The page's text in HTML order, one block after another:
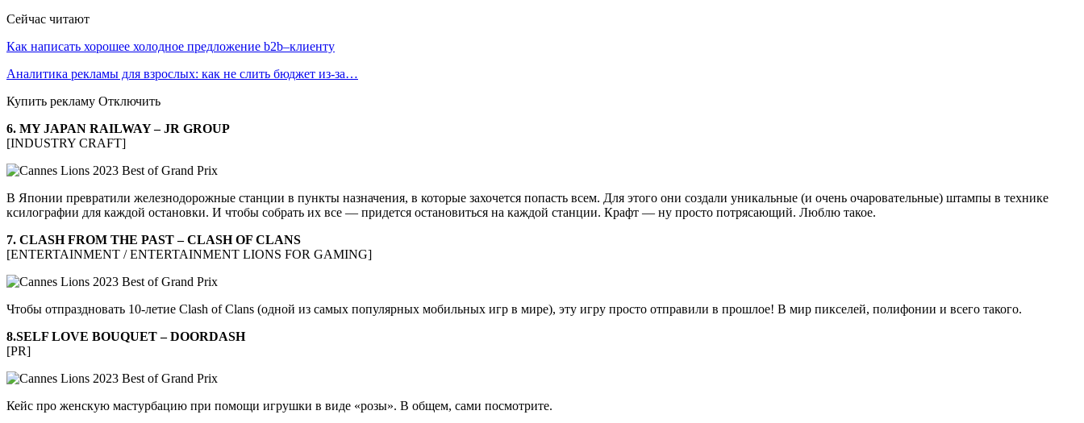
Сейчас читают
Как написать хорошее холодное предложение b2b–клиенту
Аналитика рекламы для взрослых: как не слить бюджет из-за…
Купить рекламу Отключить
6. MY JAPAN RAILWAY – JR GROUP
[INDUSTRY CRAFT]
В Японии превратили железнодорожные станции в пункты назначения, в которые захочется попасть всем. Для этого они создали уникальные (и очень очаровательные) штампы в технике
ксилографии для каждой остановки. И чтобы собрать их все — придется остановиться на каждой станции. Крафт — ну просто потрясающий. Люблю такое.
7. CLASH FROM THE PAST – CLASH OF CLANS
[ENTERTAINMENT / ENTERTAINMENT LIONS FOR GAMING]
Чтобы отпраздновать 10-летие Clash of Clans (одной из самых популярных мобильных игр в мире), эту игру просто отправили в прошлое! В мир пикселей, полифонии и всего такого.
8.SELF LOVE BOUQUET – DOORDASH
[PR]
Кейс про женскую мастурбацию при помощи игрушки в виде «розы». В общем, сами посмотрите.